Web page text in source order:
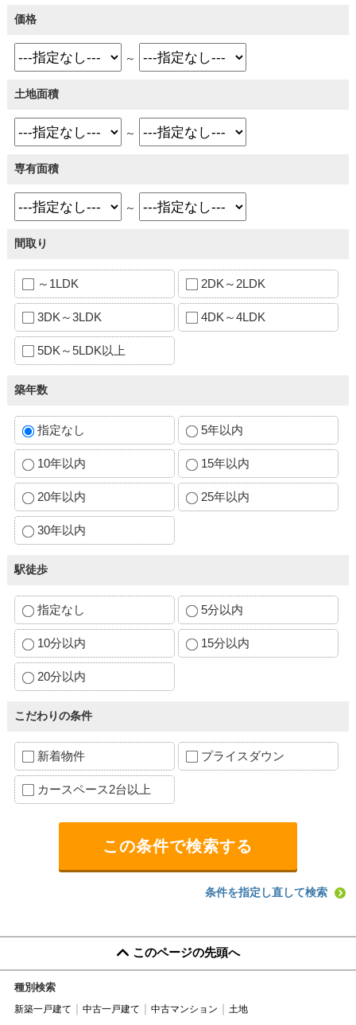
価格
～
土地面積
～
専有面積
～
間取り
～1LDK 2DK～2LDK
3DK～3LDK 4DK～4LDK
5DK～5LDK以上
築年数
指定なし 5年以内
10年以内 15年以内
20年以内 25年以内
30年以内
駅徒歩
指定なし 5分以内
10分以内 15分以内
20分以内
こだわりの条件
新着物件 プライスダウン
カースペース2台以上
条件を指定し直して検索
このページの先頭へ
種別検索
新築一戸建て 中古一戸建て 中古マンション 土地